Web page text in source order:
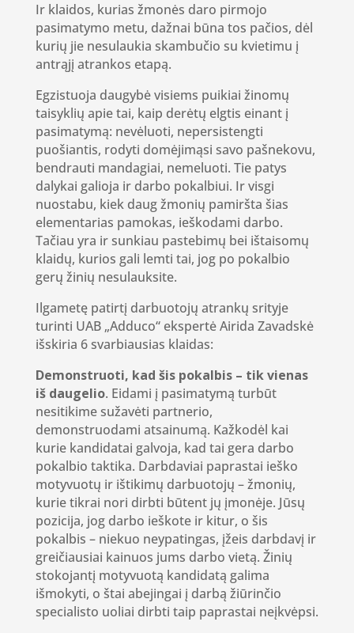
Ir klaidos, kurias žmonės daro pirmojo
pasimatymo metu, dažnai būna tos pačios, dėl
kurių jie nesulaukia skambučio su kvietimu į
antrąjį atrankos etapą.
Egzistuoja daugybė visiems puikiai žinomų
taisyklių apie tai, kaip derėtų elgtis einant į
pasimatymą: nevėluoti, nepersistengti
puošiantis, rodyti domėjimąsi savo pašnekovu,
bendrauti mandagiai, nemeluoti. Tie patys
dalykai galioja ir darbo pokalbiui. Ir visgi
nuostabu, kiek daug žmonių pamiršta šias
elementarias pamokas, ieškodami darbo.
Tačiau yra ir sunkiau pastebimų bei ištaisomų
klaidų, kurios gali lemti tai, jog po pokalbio
gerų žinių nesulauksite.
Ilgametę patirtį darbuotojų atrankų srityje
turinti UAB „Adduco“ ekspertė Airida Zavadskė
išskiria 6 svarbiausias klaidas:
Demonstruoti, kad šis pokalbis – tik vienas
iš daugelio. Eidami į pasimatymą turbūt
nesitikime sužavėti partnerio,
demonstruodami atsainumą. Kažkodėl kai
kurie kandidatai galvoja, kad tai gera darbo
pokalbio taktika. Darbdaviai paprastai ieško
motyvuotų ir ištikimų darbuotojų – žmonių,
kurie tikrai nori dirbti būtent jų įmonėje. Jūsų
pozicija, jog darbo ieškote ir kitur, o šis
pokalbis – niekuo neypatingas, įžeis darbdavį ir
greičiausiai kainuos jums darbo vietą. Žinių
stokojantį motyvuotą kandidatą galima
išmokyti, o štai abejingai į darbą žiūrinčio
specialisto uoliai dirbti taip paprastai neįkvėpsi.